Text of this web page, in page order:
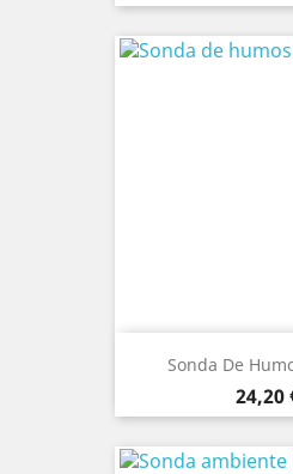
Sonda De
Precio
24,20